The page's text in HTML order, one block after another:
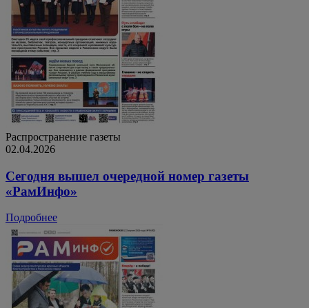
Распространение газеты
02.04.2026
Сегодня вышел очередной номер газеты
«РамИнфо»
Подробнее